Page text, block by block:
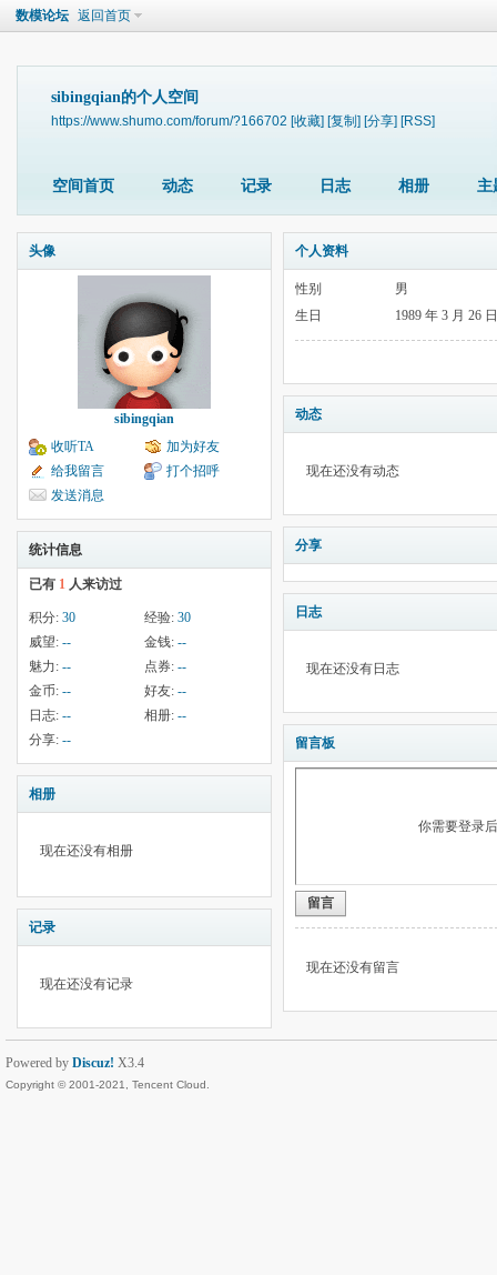
数模论坛 返回首页
sibingqian的个人空间
https://www.shumo.com/forum/?166702 [收藏] [复制] [分享] [RSS]
空间首页 动态 记录 日志 相册 主
头像
sibingqian
收听TA
加为好友
给我留言
打个招呼
发送消息
统计信息
已有 1 人来访过
积分: 30 经验: 30
威望: -- 金钱: --
魅力: -- 点券: --
金币: -- 好友: --
日志: -- 相册: --
分享: --
相册
现在还没有相册
记录
现在还没有记录
个人资料
性别
男
生日
1989 年 3 月 26 日
动态
现在还没有动态
分享
日志
现在还没有日志
留言板
你需要登录
留言
现在还没有留言
Powered by Discuz! X3.4
Copyright © 2001-2021, Tencent Cloud.